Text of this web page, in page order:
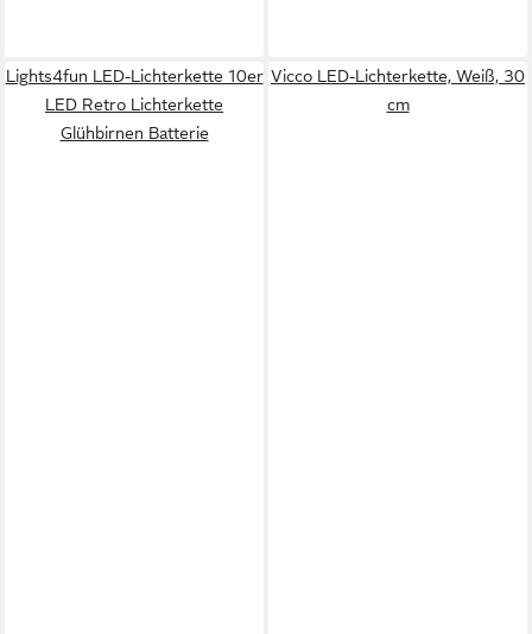
Lights4fun LED-Lichterkette 10er
LED Retro Lichterkette
Glühbirnen Batterie
Vicco LED-Lichterkette, Weiß, 30
cm